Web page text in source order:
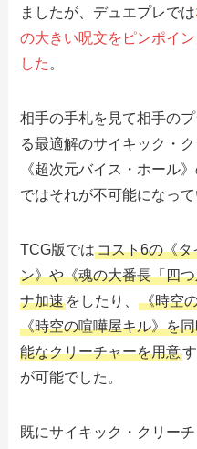
ましたが、デュエプレでは
の大きい呪文をピンポイ
した 。
相手の手札を見て相手の
る最適解のサイキック・
《超次元バイス・ホール
ではそれが不可能になって
TCG版ではコスト6の《
ン》や《魂の大番長「四
ナ加速 をしたり、《時空
《時空の喧嘩屋キル》を
能なクリーチャーを用意
が可能でした。
既にサイキック・クリー